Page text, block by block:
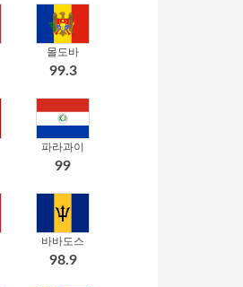
몰도바
99.3
파라과이
99
바바도스
98.9